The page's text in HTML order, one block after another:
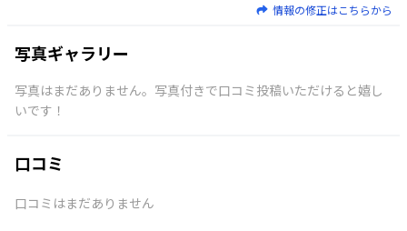
情報の修正はこちらから
写真ギャラリー
写真はまだありません。写真付きで口コミ投稿いただけると嬉し
いです！
口コミ
口コミはまだありません